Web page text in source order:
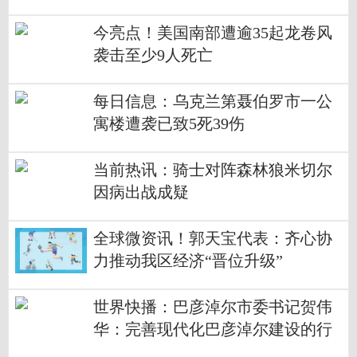
今亮点！美国南部遭逾35起龙卷风
袭击至少9人死亡
每日信息：乌克兰第聂伯罗市一公
寓楼遭袭已致5死39伤
当前热讯：骑士对阵森林狼米切尔
因病出战成疑
全球微资讯！郭天宝代表：齐心协
力推动我区经济“晋位升级”
世界快播：巴彦淖尔市委书记贺伟
华：完善现代化巴彦淖尔建设的行